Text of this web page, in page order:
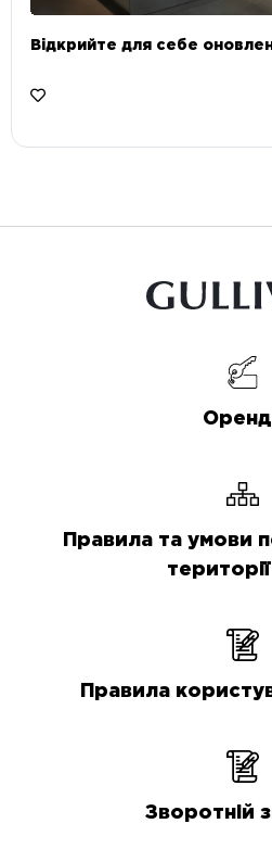
Відкрийте для себе
Правила та умови
Правила
Зворотній